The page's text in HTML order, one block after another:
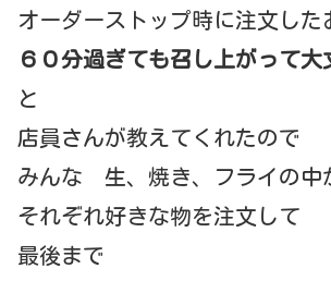
オーダーストップ時に注文した
６０分過ぎても召し上がって大
と
店員さんが教えてくれたので
みんな 生、焼き、フライの中
それぞれ好きな物を注文して
最後まで